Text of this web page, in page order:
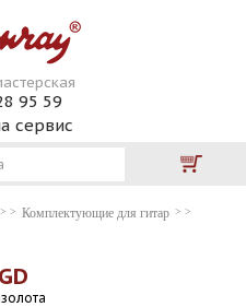
95 59
сервис
Комплектующие для гитар